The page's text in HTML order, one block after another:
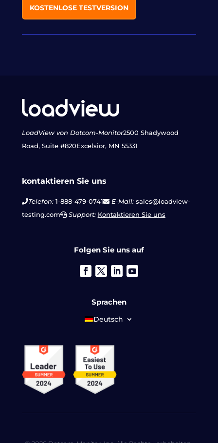
KOSTENLOSE TESTVERSION
LoadView von Dotcom-Monitor2500 Shadywood
Road, Suite #820Excelsior, MN 55331
kontaktieren Sie uns
Telefon:1-888-479-0741 E-Mail:sales@loadview-
testing.com
Support: Kontaktieren Sie uns
Folgen Sie uns auf
Sprachen
Deutsch